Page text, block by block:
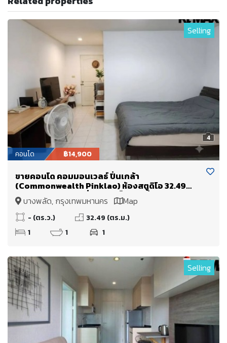
4
Selling
คอนโด ฿14,900
ขายคอนโด คอมมอนเวลธ์ ปิ่นเกล้า
(Commonwealth Pinklao) ห้องสตูดิโอ 32.49
ตร.ม. ติด MRT บางยี่ขัน ใกล้เซ็นทรัล ปิ่นเกล้า ศิริราช
บางพลัด จรัญสนิทวงศ์
บางพลัด, กรุงเทพมหานคร Map
- (ตร.ว.)
32.49 (ตร.ม.)
1
1 1
Selling